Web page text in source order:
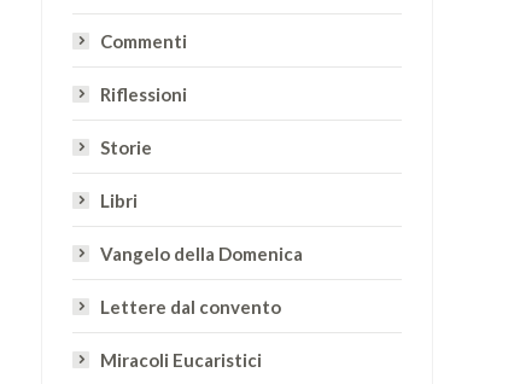
Commenti
Riflessioni
Storie
Libri
Vangelo della Domenica
Lettere dal convento
Miracoli Eucaristici